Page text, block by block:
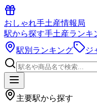
おしゃれ手土産情報局
駅から探す手土産ランキ
駅別ランキング
ジ
主要駅から探す